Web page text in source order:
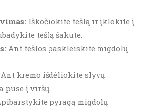
Iškočiokite tešlą ir įklokite į
tešlą šakute.
Ant tešlos paskleiskite migdolų
Ant kremo išdėliokite slyvų
puse į viršų.
pyragą migdolų